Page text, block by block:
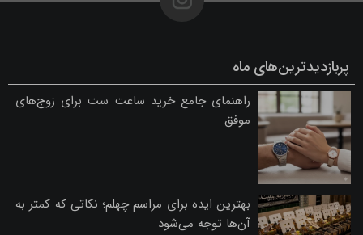
پربازدیدترین‌های ماه
راهنمای جامع خرید ساعت ست برای زوج‌های
موفق
بهترین ایده برای مراسم چهلم؛ نکاتی که کمتر به
آن‌ها توجه می‌شود